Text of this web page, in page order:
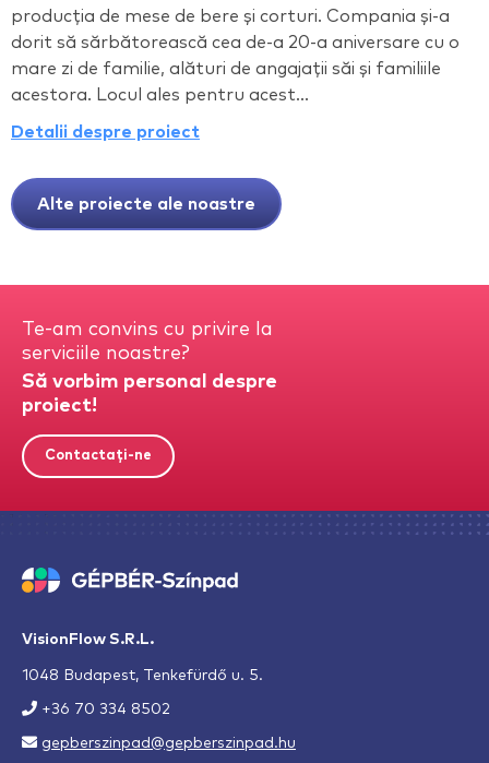
producția de mese de bere și corturi. Compania și-a
dorit să sărbătorească cea de-a 20-a aniversare cu o
mare zi de familie, alături de angajații săi și familiile
acestora. Locul ales pentru acest...
Detalii despre proiect
Alte proiecte ale noastre
VisionFlow S.R.L.
1048 Budapest, Tenkefürdő u. 5.
+36 70 334 8502
gepberszinpad@gepberszinpad.hu
Te-am convins cu privire la
serviciile noastre?
Să vorbim personal despre
proiect!
Contactați-ne